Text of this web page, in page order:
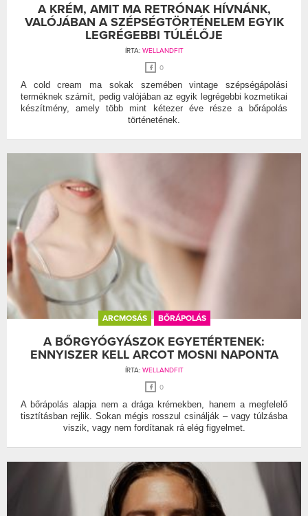
A KRÉM, AMIT MA RETRÓNAK HÍVNÁNK,
VALÓJÁBAN A SZÉPSÉGTÖRTÉNELEM EGYIK
LEGRÉGEBBI TÚLÉLŐJE
ÍRTA: WELLANDFIT
0
A cold cream ma sokak szemében vintage szépségápolási
terméknek számít, pedig valójában az egyik legrégebbi kozmetikai
készítmény, amely több mint kétezer éve része a bőrápolás
történetének.
ARCMOSÁS BŐRÁPOLÁS
A BŐRGYÓGYÁSZOK EGYETÉRTENEK:
ENNYISZER KELL ARCOT MOSNI NAPONTA
ÍRTA: WELLANDFIT
0
A bőrápolás alapja nem a drága krémekben, hanem a megfelelő
tisztításban rejlik. Sokan mégis rosszul csinálják – vagy túlzásba
viszik, vagy nem fordítanak rá elég figyelmet.